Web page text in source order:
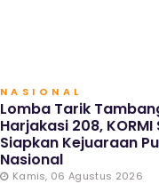
NASIONAL
Lomba Tarik
Harjakasi 208,
Siapkan Kejuaraan
Nasional
Kamis, 06 Agustus 2026